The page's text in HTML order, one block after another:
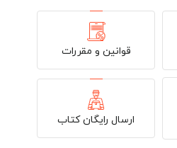
قوانین و مقررات
ارسال رایگان کتاب